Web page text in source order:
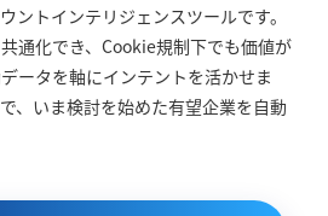
ントインテリジェンスツールです。
通化でき、Cookie規制下でも価値が
ータを軸にインテントを活かせま
、いま検討を始めた有望企業を自動